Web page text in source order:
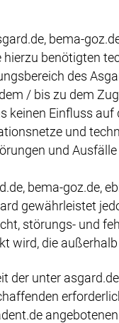
bema-
benötigten
des
/ bis zu dem
keinen Einfluss
und
und
bema-goz.de,
gewährleistet
störungs- und
wird, die
der unter